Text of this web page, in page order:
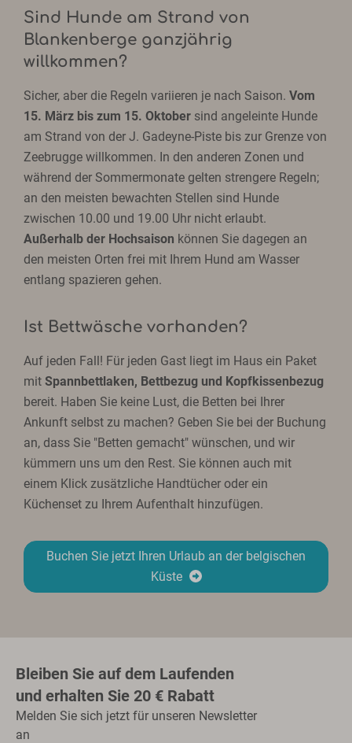
Sind Hunde am Strand von
Blankenberge ganzjährig
willkommen?
Sicher, aber die Regeln variieren je nach Saison.Vom
15. März bis zum 15. Oktober sind angeleinte Hunde
am Strand von der J. Gadeyne-Piste bis zur Grenze von
Zeebrugge willkommen. In den anderen Zonen und
während der Sommermonate gelten strengere Regeln;
an den meisten bewachten Stellen sind Hunde
zwischen 10.00 und 19.00 Uhr nicht erlaubt.
Außerhalb der Hochsaison können Sie dagegen an
den meisten Orten frei mit Ihrem Hund am Wasser
entlang spazieren gehen.
Ist Bettwäsche vorhanden?
Auf jeden Fall! Für jeden Gast liegt im Haus ein Paket
mitSpannbettlaken, Bettbezug und Kopfkissenbezug
bereit. Haben Sie keine Lust, die Betten bei Ihrer
Ankunft selbst zu machen? Geben Sie bei der Buchung
an, dass Sie "Betten gemacht" wünschen, und wir
kümmern uns um den Rest. Sie können auch mit
einem Klick zusätzliche Handtücher oder ein
Küchenset zu Ihrem Aufenthalt hinzufügen.
Buchen Sie jetzt Ihren Urlaub an der belgischen
Küste
Bleiben Sie auf dem Laufenden
und erhalten Sie 20 € Rabatt
Melden Sie sich jetzt für unseren Newsletter
an